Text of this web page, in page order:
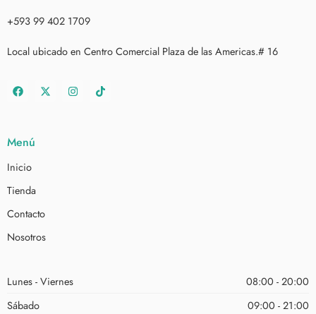
+593 99 402 1709
Local ubicado en Centro Comercial Plaza de las Americas.# 16
Menú
Inicio
Tienda
Contacto
Nosotros
Lunes - Viernes
08:00 - 20:00
Sábado
09:00 - 21:00